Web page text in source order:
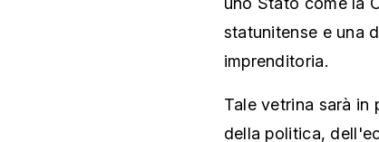
statunitense e una
imprenditoria.
Tale vetrina sarà
della politica,